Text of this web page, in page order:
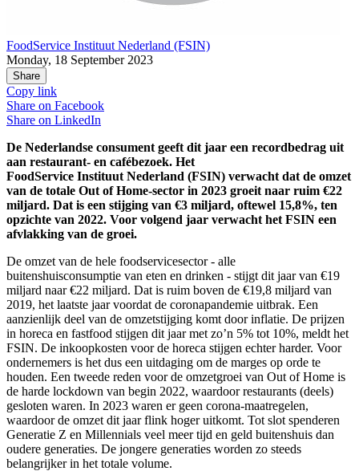
FoodService Instituut Nederland (FSIN)
Monday, 18 September 2023
Share
Copy link
Share on Facebook
Share on LinkedIn
De Nederlandse consument geeft dit jaar een recordbedrag uit
aan restaurant- en cafébezoek. Het
FoodService Instituut Nederland (FSIN) verwacht dat de omzet
van de totale Out of Home-sector in 2023 groeit naar ruim €22
miljard. Dat is een stijging van €3 miljard, oftewel 15,8%, ten
opzichte van 2022. Voor volgend jaar verwacht het FSIN een
afvlakking van de groei.
De omzet van de hele foodservicesector - alle
buitenshuisconsumptie van eten en drinken - stijgt dit jaar van €19
miljard naar €22 miljard. Dat is ruim boven de €19,8 miljard van
2019, het laatste jaar voordat de coronapandemie uitbrak. Een
aanzienlijk deel van de omzetstijging komt door inflatie. De prijzen
in horeca en fastfood stijgen dit jaar met zo’n 5% tot 10%, meldt het
FSIN. De inkoopkosten voor de horeca stijgen echter harder. Voor
ondernemers is het dus een uitdaging om de marges op orde te
houden. Een tweede reden voor de omzetgroei van Out of Home is
de harde lockdown van begin 2022, waardoor restaurants (deels)
gesloten waren. In 2023 waren er geen corona-maatregelen,
waardoor de omzet dit jaar flink hoger uitkomt. Tot slot spenderen
Generatie Z en Millennials veel meer tijd en geld buitenshuis dan
oudere generaties. De jongere generaties worden zo steeds
belangrijker in het totale volume.